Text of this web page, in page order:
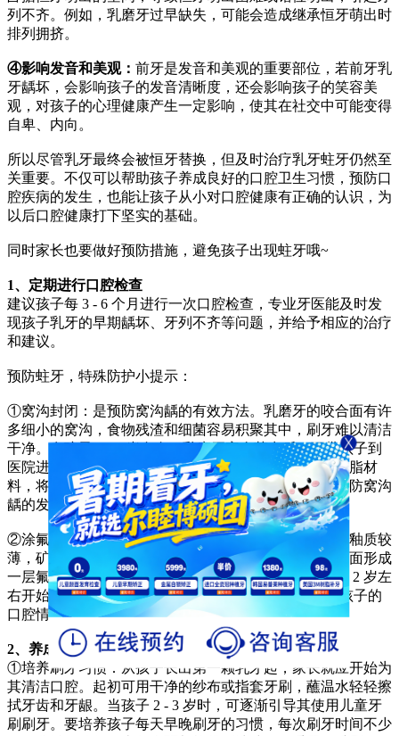
列不齐。例如，乳磨牙过早缺失，可能会造成继承恒牙萌出时
排列拥挤。
④影响发音和美观： 前牙是发音和美观的重要部位，若前牙乳
牙龋坏，会影响孩子的发音清晰度，还会影响孩子的笑容美
观，对孩子的心理健康产生一定影响，使其在社交中可能变得
自卑、内向。
所以尽管乳牙最终会被恒牙替换，但及时治疗乳牙蛀牙仍然至
关重要。不仅可以帮助孩子养成良好的口腔卫生习惯，预防口
腔疾病的发生，也能让孩子从小对口腔健康有正确的认识，为
以后口腔健康打下坚实的基础。
同时家长也要做好预防措施，避免孩子出现蛀牙哦~
1、定期进行口腔检查
建议孩子每 3 - 6 个月进行一次口腔检查，专业牙医能及时发
现孩子乳牙的早期龋坏、牙列不齐等问题，并给予相应的治疗
和建议。
预防蛀牙，特殊防护小提示：
①窝沟封闭：是预防窝沟龋的有效方法。乳磨牙的咬合面有许
多细小的窝沟，食物残渣和细菌容易积聚其中，刷牙难以清洁
干净。在孩子 3 - 4 岁左右，乳磨牙完全萌出后，可带孩子到
医院进行窝沟封闭。医生会在窝沟处涂上一层高分子树脂材
料，将窝沟填平，使食物残渣和细菌无法进入，从而预防窝沟
龋的发生。
②涂氟：氟化物能增强牙齿的抗龋能力。儿童牙齿的牙釉质较
薄，矿化程度低，容易被酸腐蚀。定期涂氟可使牙齿表面形成
一层氟磷灰石，提高牙齿的抗酸能力。一般建议孩子从 2 岁左
右开始，每 3 - 6 个月进行一次涂氟，具体频率可根据孩子的
口腔情况由医生决定。
2、养成良好的口腔卫生习惯
①培养刷牙习惯：从孩子长出第一颗乳牙起，家长就应开始为
其清洁口腔。起初可用干净的纱布或指套牙刷，蘸温水轻轻擦
拭牙齿和牙龈。当孩子 2 - 3 岁时，可逐渐引导其使用儿童牙
刷刷牙。要培养孩子每天早晚刷牙的习惯，每次刷牙时间不少